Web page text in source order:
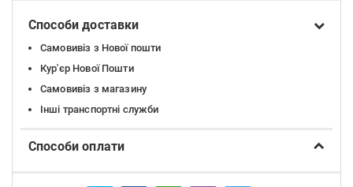
Способи доставки
Самовивіз з Нової пошти
Кур'єр Нової Пошти
Самовивіз з магазину
Інші транспортні служби
Способи оплати